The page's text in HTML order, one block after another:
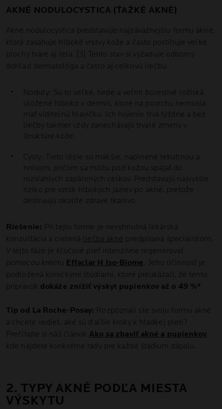
AKNÉ NODULOCYSTICA (ŤAŽKÉ AKNÉ)
Akné nodulocystica predstavuje najzávažnejšiu formu akné,
ktorá zasahuje hlboké vrstvy kože a často postihuje veľké
plochy tváre aj tela. [3] Tento stav si vyžaduje odborný
dohľad dermatológa a často aj celkovú liečbu.
Noduly: Sú to veľké, tvrdé a veľmi bolestivé ložiská
uložené hlboko v dermis, ktoré na povrchu nemusia
mať viditeľnú hlavičku. Ich hojenie trvá týždne a bez
liečby takmer vždy zanechávajú trvalé zmeny v
štruktúre kože.
Cysty: Tieto lézie sú mäkšie, naplnené tekutinou a
hnisom, pričom sa môžu pod kožou spájať do
rozsiahlych zapálených celkov. Predstavujú najvyššie
riziko pre vznik hlbokých jaziev po akné, pretože
deštruujú okolité zdravé tkanivo.
Riešenie: Pri tejto forme je nevyhnutná lekárska
konzultácia a cielená
liečba akné predpísaná špecialistom.
V tejto fáze je kľúčové pleť intenzívne regenerovať
pomocou krému Effaclar H Iso-Biome . Jeho účinnosť je
podložená klinickými štúdiami, ktoré preukázali, že tento
prípravok dokáže znížiť výskyt pupienkov až o 49 %*
Tip od La Roche-Posay: Rozpoznali ste svoju formu akné
a chcete vedieť, aké sú ďalšie kroky k hladkej pleti?
Prečítajte si náš článok Ako sa zbaviť akné a pupienkov
kde nájdete konkrétne rady pre každé štádium zápalu.
2. TYPY AKNÉ PODĽA MIESTA
VÝSKYTU